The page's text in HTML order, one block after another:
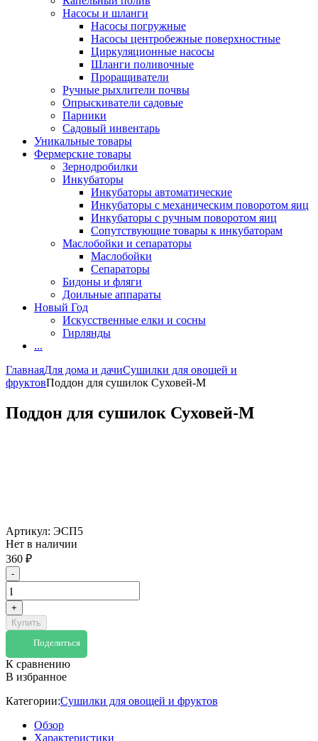
Насосы и шланги
Насосы погружные
Насосы центробежные поверхностные
Циркуляционные насосы
Шланги поливочные
Проращиватели
Ручные рыхлители почвы
Опрыскиватели садовые
Парники
Садовый инвентарь
Уникальные товары
Фермерские товары
Зернодробилки
Инкубаторы
Инкубаторы автоматические
Инкубаторы с механическим поворотом яиц
Инкубаторы с ручным поворотом яиц
Сопутствующие товары к инкубаторам
Маслобойки и сепараторы
Маслобойки
Сепараторы
Бидоны и фляги
Доильные аппараты
Новый Год
Искусственные елки и сосны
Гирлянды
...
ГлавнаяДля дома и дачиСушилки для овощей и
фруктовПоддон для сушилок Суховей-М
Поддон для сушилок Суховей-М
Артикул: ЭСП5
Нет в наличии
360 ₽
-
+
Купить
Поделиться
К сравнению
В избранное
Категории:Сушилки для овощей и фруктов
Обзор
Характеристики